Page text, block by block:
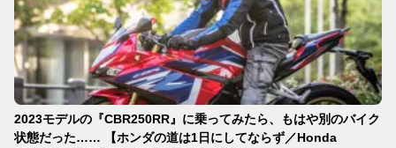
2023モデルの『CBR250RR』に乗ってみたら、もはや別のバイク
状態だった…… 【ホンダの道は1日にしてならず／Honda